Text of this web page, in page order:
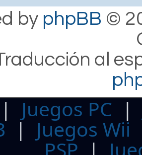
by phpBB ©
al
| Juegos PC
| Juegos Wii
PSP |